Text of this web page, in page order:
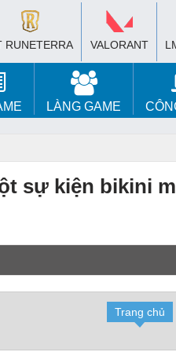
RUNETERRA VALORANT
LÀNG GAME
sự kiện bikini
Trang chủ